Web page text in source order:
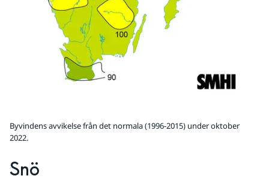
Byvindens avvikelse från det normala (1996-2015) under oktober
2022.
Snö